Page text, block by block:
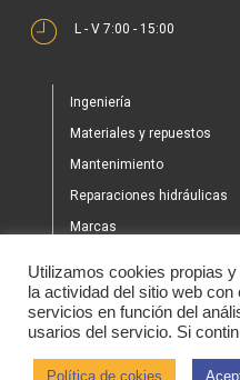
L - V 7:00 - 15:00
Ingeniería
Materiales y repuestos
Mantenimiento
Reparaciones hidráulicas
Marcas
Tienda
Noticias
Utilizamos cookies propias
la actividad del sitio web
servicios en función del
usarios del servicio. Si
Política de cokies